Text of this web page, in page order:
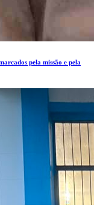
pela missão e pela